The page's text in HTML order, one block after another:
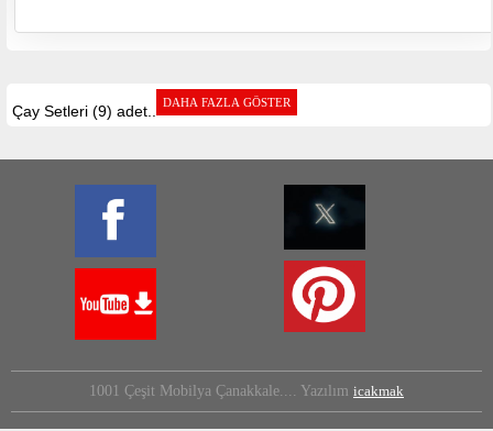
Çay Setleri (9) adet..
1001 Çeşit Mobilya Çanakkale.... Yazılım icakmak